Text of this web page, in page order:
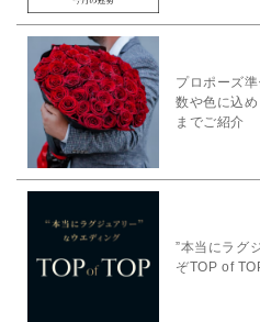
プロポーズ
数や色に込
までご紹介
”本当にラグ
ぞTOP of